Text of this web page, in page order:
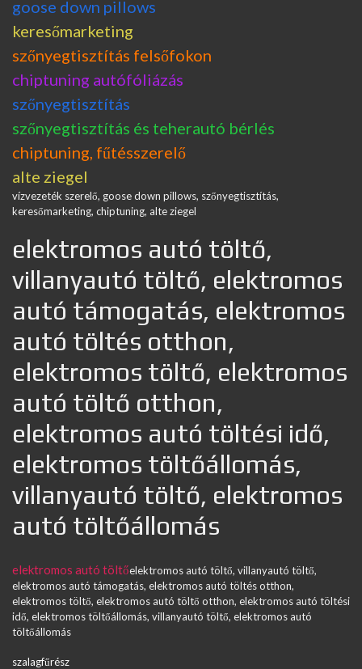
goose down pillows
keresőmarketing
szőnyegtisztítás felsőfokon
chiptuning autófóliázás
szőnyegtisztítás
szőnyegtisztítás és teherautó bérlés
chiptuning, fűtésszerelő
alte ziegel
vízvezeték szerelő, goose down pillows, szőnyegtisztítás,
keresőmarketing, chiptuning, alte ziegel
elektromos autó töltő,
villanyautó töltő, elektromos
autó támogatás, elektromos
autó töltés otthon,
elektromos töltő, elektromos
autó töltő otthon,
elektromos autó töltési idő,
elektromos töltőállomás,
villanyautó töltő, elektromos
autó töltőállomás
elektromos autó töltőelektromos autó töltő, villanyautó töltő,
elektromos autó támogatás, elektromos autó töltés otthon,
elektromos töltő, elektromos autó töltő otthon, elektromos autó töltési
idő, elektromos töltőállomás, villanyautó töltő, elektromos autó
töltőállomás
szalagfűrész